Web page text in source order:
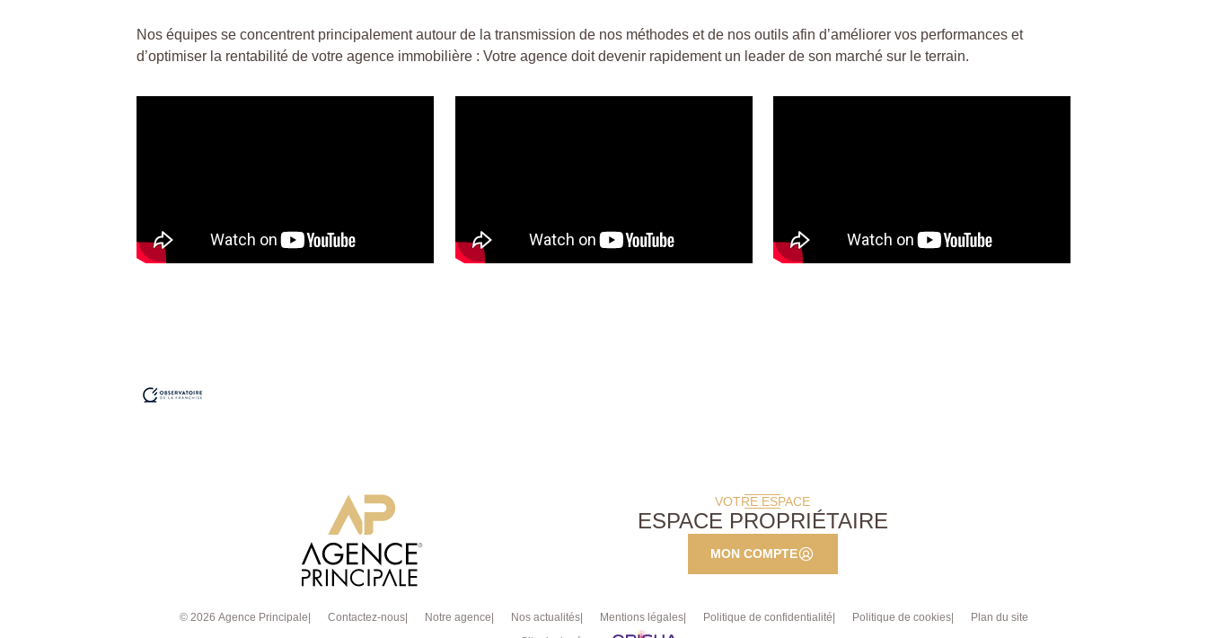
Nos équipes se concentrent principalement autour de la transmission de nos méthodes et de nos outils afin d’améliorer vos performances et
d’optimiser la rentabilité de votre agence immobilière : Votre agence doit devenir rapidement un leader de son marché sur le terrain.
VOTRE ESPACE
ESPACE PROPRIÉTAIRE
MON COMPTE
© 2026 Agence Principale Contactez-nous Notre agence Nos actualités Mentions légales Politique de confidentialité Politique de cookies
Plan du site